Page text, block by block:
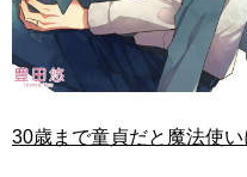
30歳まで童貞だと魔法使い